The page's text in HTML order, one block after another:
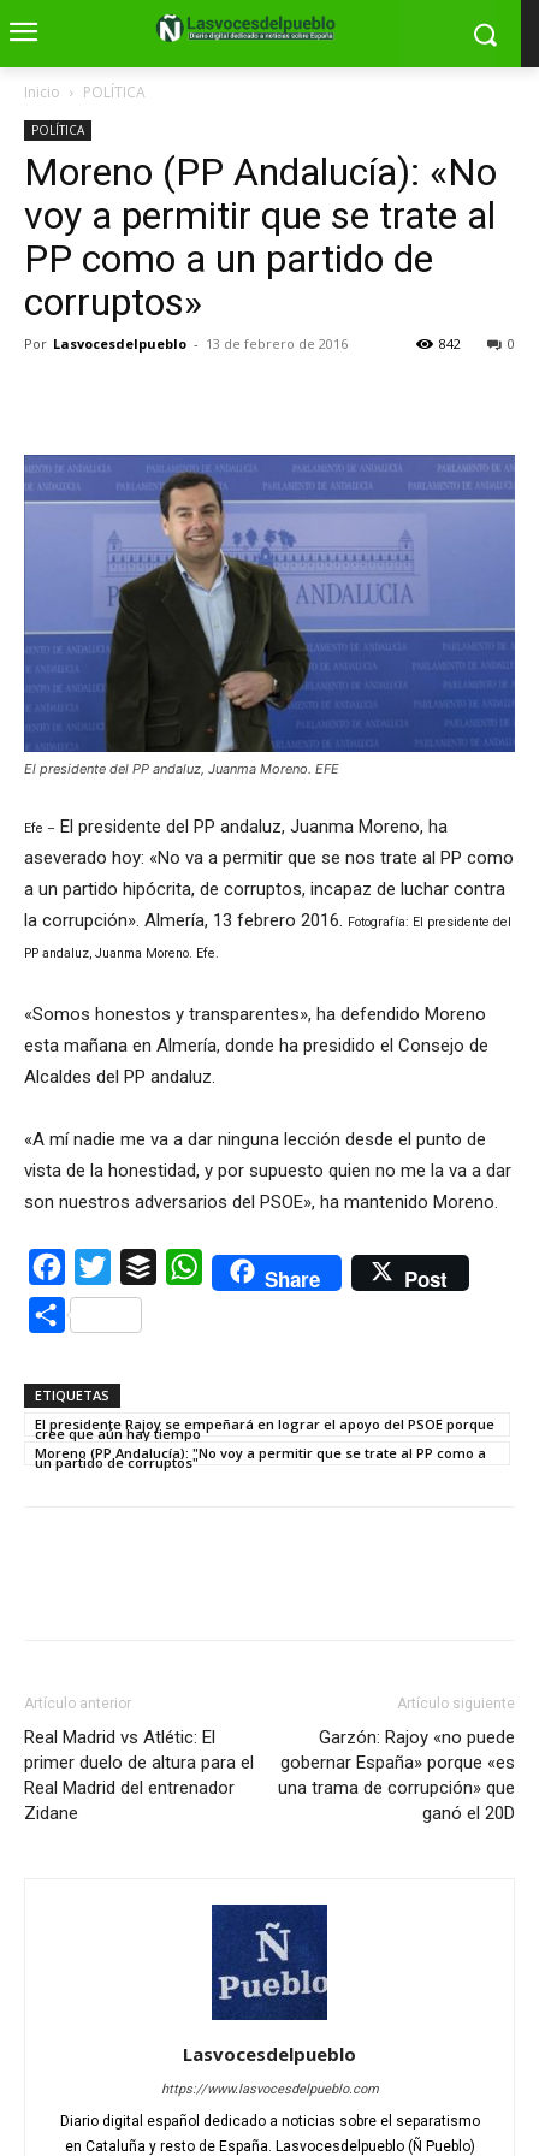
Inicio POLÍTICA
POLÍTICA
Moreno (PP Andalucía): «No
voy a permitir que se trate al
PP como a un partido de
corruptos»
Por Lasvocesdelpueblo - 13 de febrero de 2016 0
842
El presidente del PP andaluz, Juanma Moreno. EFE
Efe – El presidente del PP andaluz, Juanma Moreno, ha
aseverado hoy: «No va a permitir que se nos trate al PP como
a un partido hipócrita, de corruptos, incapaz de luchar contra
la corrupción». Almería, 13 febrero 2016. Fotografía: El presidente del
PP andaluz, Juanma Moreno. Efe.
«Somos honestos y transparentes», ha defendido Moreno
esta mañana en Almería, donde ha presidido el Consejo de
Alcaldes del PP andaluz.
«A mí nadie me va a dar ninguna lección desde el punto de
vista de la honestidad, y por supuesto quien no me la va a dar
son nuestros adversarios del PSOE», ha mantenido Moreno.
Facebook
Twitter Buffer WhatsAppShare Post
Compartir
ETIQUETAS
El presidente Rajoy se empeñará en lograr el apoyo del PSOE porque
cree que aún hay tiempo
Moreno (PP Andalucía): "No voy a permitir que se trate al PP como a
un partido de corruptos"
Artículo anterior
Real Madrid vs Atlétic: El
primer duelo de altura para el
Real Madrid del entrenador
Zidane
Artículo siguiente
Garzón: Rajoy «no puede
gobernar España» porque «es
una trama de corrupción» que
ganó el 20D
Lasvocesdelpueblo
https://www.lasvocesdelpueblo.com
Diario digital español dedicado a noticias sobre el separatismo
en Cataluña y resto de España. Lasvocesdelpueblo (Ñ Pueblo)